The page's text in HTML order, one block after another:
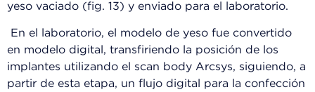
yeso vaciado (fig. 13) y enviado para el laboratorio.
En el laboratorio, el modelo de yeso fue convertido
en modelo digital, transfiriendo la posición de los
implantes utilizando el scan body Arcsys, siguiendo, a
partir de esta etapa, un flujo digital para la confección